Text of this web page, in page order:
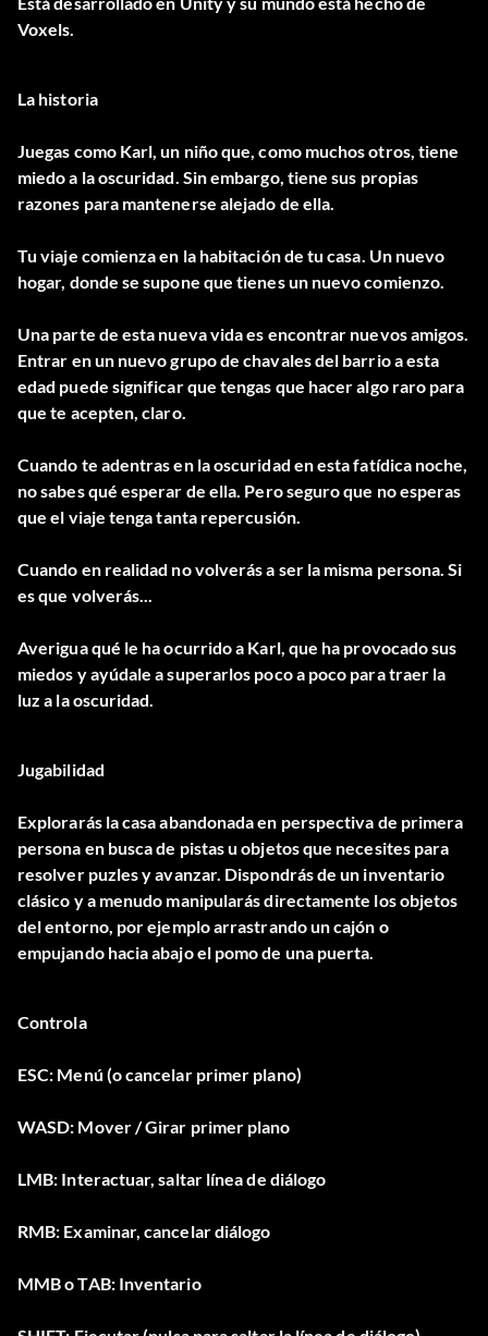
Voxels.
La historia
Juegas como Karl, un niño que, como muchos otros, tiene
miedo a la oscuridad. Sin embargo, tiene sus propias
razones para mantenerse alejado de ella.
Tu viaje comienza en la habitación de tu casa. Un nuevo
hogar, donde se supone que tienes un nuevo comienzo.
Una parte de esta nueva vida es encontrar nuevos amigos.
Entrar en un nuevo grupo de chavales del barrio a esta
edad puede significar que tengas que hacer algo raro para
que te acepten, claro.
Cuando te adentras en la oscuridad en esta fatídica noche,
no sabes qué esperar de ella. Pero seguro que no esperas
que el viaje tenga tanta repercusión.
Cuando en realidad no volverás a ser la misma persona. Si
es que volverás...
Averigua qué le ha ocurrido a Karl, que ha provocado sus
miedos y ayúdale a superarlos poco a poco para traer la
luz a la oscuridad.
Jugabilidad
Explorarás la casa abandonada en perspectiva de primera
persona en busca de pistas u objetos que necesites para
resolver puzles y avanzar. Dispondrás de un inventario
clásico y a menudo manipularás directamente los objetos
del entorno, por ejemplo arrastrando un cajón o
empujando hacia abajo el pomo de una puerta.
Controla
ESC: Menú (o cancelar primer plano)
WASD: Mover / Girar primer plano
LMB: Interactuar, saltar línea de diálogo
RMB: Examinar, cancelar diálogo
MMB o TAB: Inventario